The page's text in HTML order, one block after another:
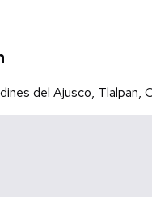
artículos decorativos
del Ajusco, Tlalpan,